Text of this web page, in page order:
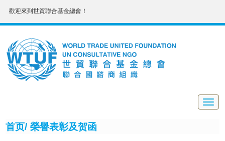
歡迎來到世貿聯合基金總會！
首页/ 榮譽表彰及贺函